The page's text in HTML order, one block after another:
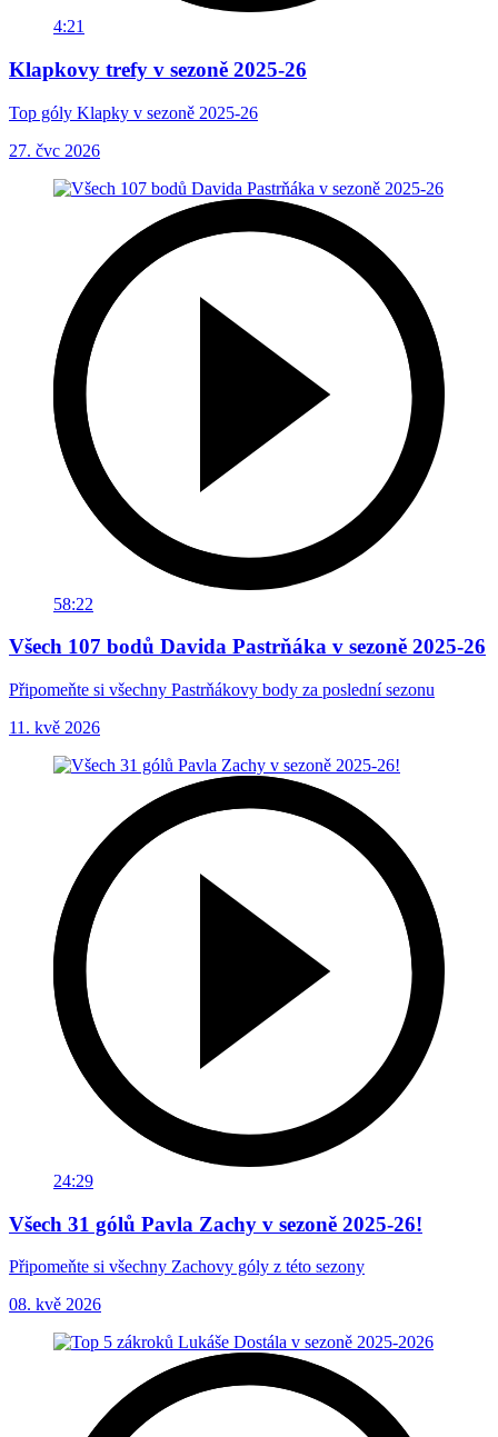
4:21
Klapkovy trefy v sezoně 2025-26
Top góly Klapky v sezoně 2025-26
27. čvc 2026
58:22
Všech 107 bodů Davida Pastrňáka v sezoně 2025-26
Připomeňte si všechny Pastrňákovy body za poslední sezonu
11. kvě 2026
24:29
Všech 31 gólů Pavla Zachy v sezoně 2025-26!
Připomeňte si všechny Zachovy góly z této sezony
08. kvě 2026